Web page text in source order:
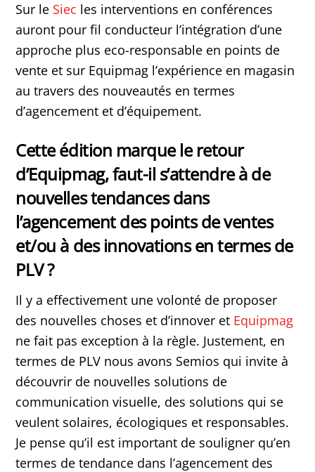
Sur le Siec les interventions en conférences
auront pour fil conducteur l’intégration d’une
approche plus eco-responsable en points de
vente et sur Equipmag l’expérience en magasin
au travers des nouveautés en termes
d’agencement et d’équipement.
Cette édition marque le retour
d’Equipmag, faut-il s’attendre à de
nouvelles tendances dans
l’agencement des points de ventes
et/ou à des innovations en termes de
PLV ?
Il y a effectivement une volonté de proposer
des nouvelles choses et d’innover et Equipmag
ne fait pas exception à la règle. Justement, en
termes de PLV nous avons Semios qui invite à
découvrir de nouvelles solutions de
communication visuelle, des solutions qui se
veulent solaires, écologiques et responsables.
Je pense qu’il est important de souligner qu’en
termes de tendance dans l’agencement des